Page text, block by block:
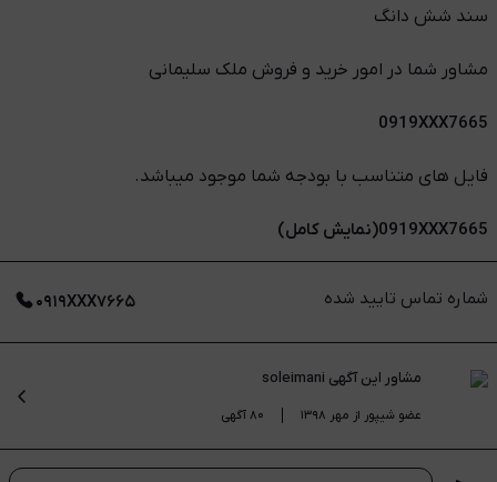
سند شش دانگ
مشاور شما در امور خرید و فروش ملک سلیمانی
0919XXX7665
فایل های متناسب با بودجه شما موجود میباشد.
0919XXX7665(نمایش کامل)
شماره تماس تایید شده ۰۹۱۹XXX۷۶۶۵
مشاور این آگهی soleimani
عضو شیپور از مهر ۱۳۹۸ ۸۰ آگهی